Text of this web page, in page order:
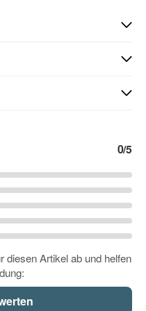
08 - rot
12 - flieder
0/5
diesen Artikel ab und helfen